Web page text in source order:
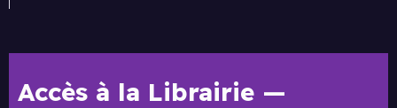
Accès à la Librairie —